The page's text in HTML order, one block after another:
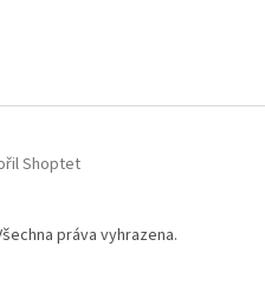
Shoptet
práva vyhrazena.